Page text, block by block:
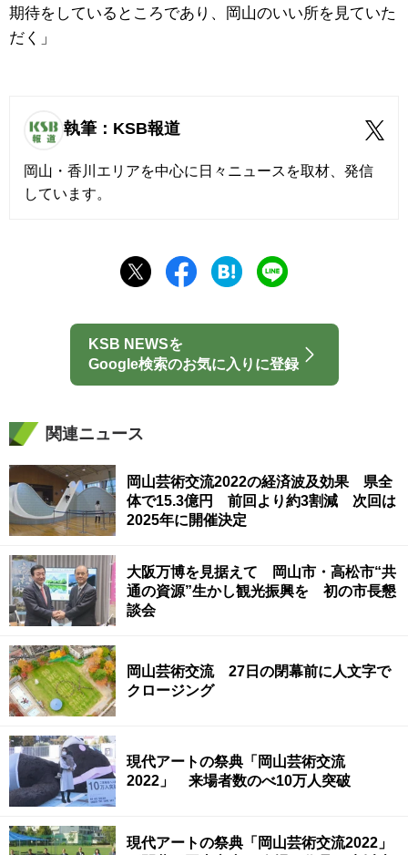
期待をしているところであり、岡山のいい所を見ていた
だく」
執筆：KSB報道
岡山・香川エリアを中心に日々ニュースを取材、発信
しています。
KSB NEWSを
Google検索のお気に入りに登録
関連ニュース
岡山芸術交流2022の経済波及効果 県全
体で15.3億円 前回より約3割減 次回は
2025年に開催決定
大阪万博を見据えて 岡山市・高松市“共
通の資源”生かし観光振興を 初の市長懇
談会
岡山芸術交流 27日の閉幕前に人文字で
クロージング
現代アートの祭典「岡山芸術交流
2022」 来場者数のべ10万人突破
現代アートの祭典「岡山芸術交流2022」